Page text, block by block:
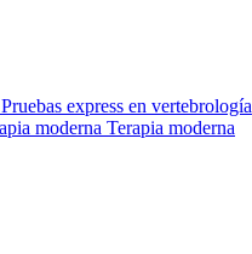
Pruebas express en vertebrología
Terapia moderna